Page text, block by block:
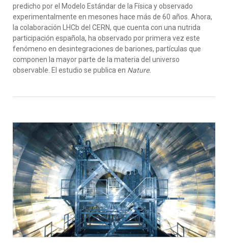
predicho por el Modelo Estándar de la Física y observado
experimentalmente en mesones hace más de 60 años. Ahora,
la colaboración LHCb del CERN, que cuenta con una nutrida
participación española, ha observado por primera vez este
fenómeno en desintegraciones de bariones, partículas que
componen la mayor parte de la materia del universo
observable. El estudio se publica en Nature.